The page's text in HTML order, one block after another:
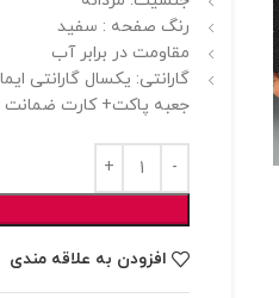
رنگ صفحه : سفید
مقاومت در برابر آب
گارانتی: یکسال گارانتی
جعبه پاکت+ کارت ضمانت
افزودن به علاقه مندی